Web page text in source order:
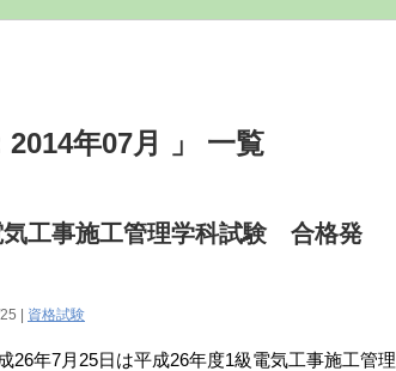
2014年07月 」 一覧
気工事施工管理学科試験 合格発
| 資格試験
26年7月25日は平成26年度1級電気工事施工管理